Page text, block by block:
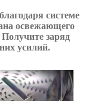
системе
освежающего
Получите заряд
усилий.